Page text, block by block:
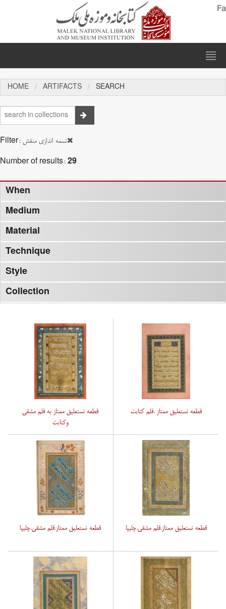
Fa
HOME ARTIFACTS SEARCH
Filter:تسمه اندازی منقش
Number of results:29
When
Medium
Material
Technique
Style
Collection
قطعه نستعلیق ممتاز به قلم مشقی
وکتابت
قطعه نستعلیق ممتاز .قلم کتابت
قطعه نستعلیق ممتاز.قلم مشقی.چلیپا قطعه نستعلیق ممتاز.قلم مشقی.چلیپا